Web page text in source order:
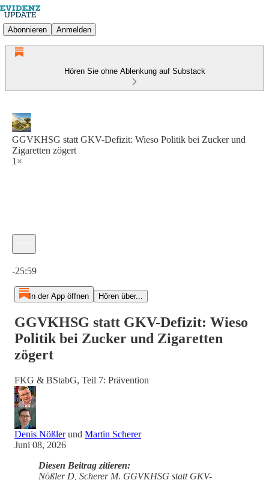
Abonnieren Anmelden
Hören Sie ohne Ablenkung auf Substack
GGVKHSG statt GKV-Defizit: Wieso Politik bei Zucker und
Zigaretten zögert
1×
-25:59
In der App öffnen Hören über...
GGVKHSG statt GKV-Defizit: Wieso
Politik bei Zucker und Zigaretten
zögert
FKG & BStabG, Teil 7: Prävention
Denis Nößlerund Martin Scherer
Juni 08, 2026
Diesen Beitrag zitieren:
Nößler D, Scherer M. GGVKHSG statt GKV-